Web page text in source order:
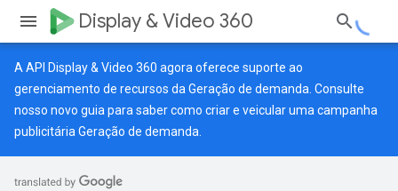
Display & Video 360
A API Display & Video 360 agora oferece suporte ao
gerenciamento de recursos da Geração de demanda. Consulte
nosso novo guia para saber como criar e veicular uma campanha
publicitária Geração de demanda.